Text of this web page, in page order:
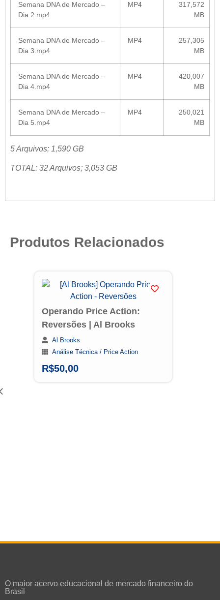
Semana DNA de Mercado –
Dia 2.mp4
MP4
317,572
MB
Semana DNA de Mercado –
Dia 3.mp4
MP4
257,305
MB
Semana DNA de Mercado –
Dia 4.mp4
MP4
420,007
MB
Semana DNA de Mercado –
Dia 5.mp4
MP4
250,021
MB
5 Arquivos; 1,590 GB
TOTAL: 32 Arquivos; 3,053 GB
Produtos Relacionados
Operando Price Action:
Reversões | Al Brooks
Al Brooks
Análise Técnica / Price Action
R$50,00
O maior acervo educacional de mercado financeiro do
Brasil